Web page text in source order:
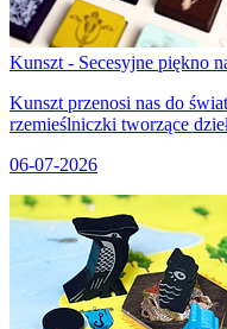
Kunszt - Secesyjne piękno
Kunszt przenosi nas do
rzemieślniczki tworzące
06-07-2026